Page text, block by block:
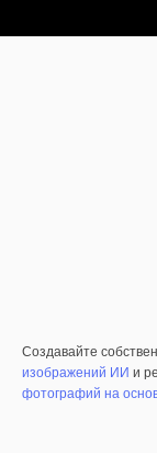
Создавайте
изображений ИИ и
фотографий на